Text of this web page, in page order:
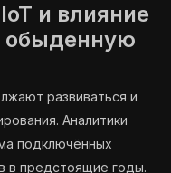
и влияние
обыденную
развиваться и
Аналитики
подключённых
в предстоящие годы.